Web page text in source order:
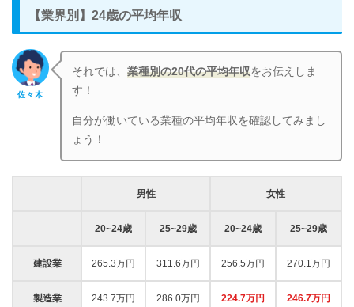
【業界別】24歳の平均年収
佐々木
それでは、業種別の20代の平均年収をお伝えしま
す！
自分が働いている業種の平均年収を確認してみまし
ょう！
男性 女性
20~24歳 25~29歳 20~24歳 25~29歳
建設業 265.3万円 311.6万円 256.5万円 270.1万円
製造業 243.7万円 286.0万円 224.7万円 246.7万円